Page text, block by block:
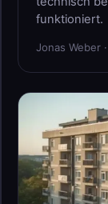
funktioniert.
Jonas Weber